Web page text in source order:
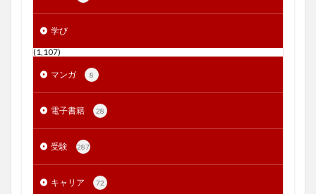
学び
(1,107)
マンガ 8
電子書籍 28
受験 287
キャリア 72